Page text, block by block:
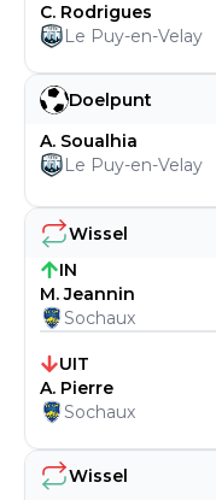
Wissel
Wissel
IN
M. Jeannin
Sochaux
UIT
A. Pierre
Sochaux
Doelpunt
A. Soualhia
Le Puy-en-Velay
C. Rodrigues
Le Puy-en-Velay